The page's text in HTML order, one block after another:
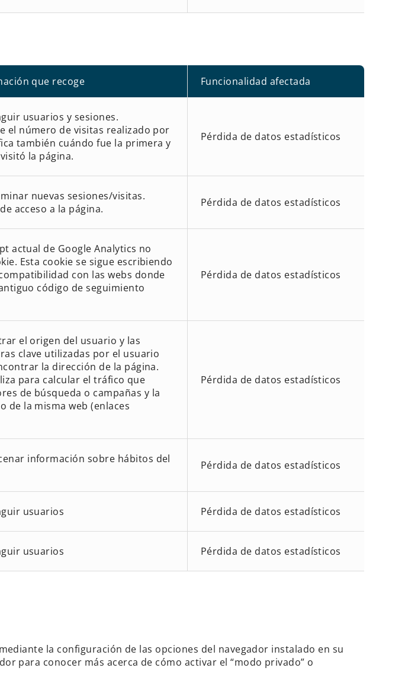
que recoge Funcionalidad afectada
usuarios y sesiones.
el número de visitas realizado por
también cuándo fue la primera y
la página.
Pérdida de datos estadísticos
nuevas sesiones/visitas.
acceso a la página.
Pérdida de datos estadísticos
actual de Google Analytics no
Esta cookie se sigue escribiendo
con las webs donde
código de seguimiento
Pérdida de datos estadísticos
el origen del usuario y las
clave utilizadas por el usuario
la dirección de la página.
para calcular el tráfico que
de búsqueda o campañas y la
de la misma web (enlaces
Pérdida de datos estadísticos
información sobre hábitos del
Pérdida de datos estadísticos
usuarios Pérdida de datos estadísticos
usuarios Pérdida de datos estadísticos
la configuración de las opciones del navegador instalado en su
para conocer más acerca de cómo activar el “modo privado” o